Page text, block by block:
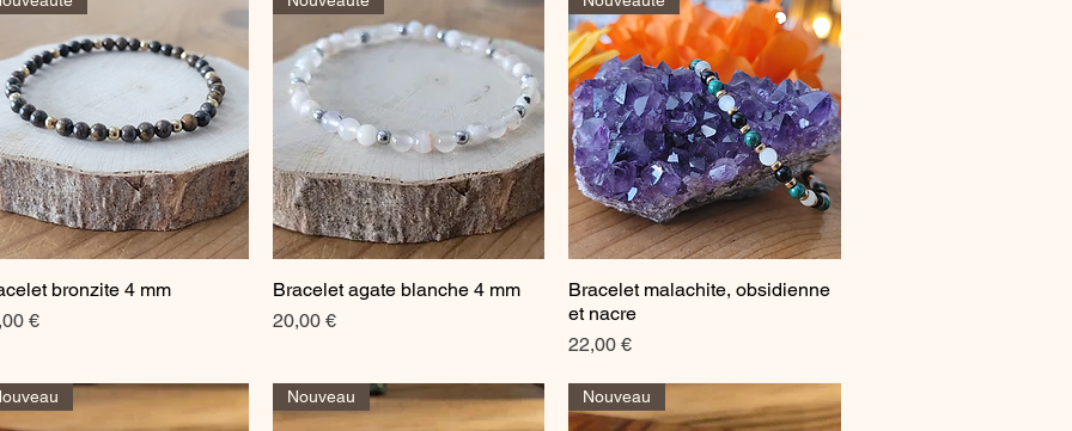
Aperçu rapide
bronzite 4 mm
€
Aperçu rapide
Bracelet agate blanche 4 mm
Prix
20,00 €
Aperçu rapide
Bracelet malachite, obsidienne
et nacre
Prix
22,00 €
Nouveau Nouveau